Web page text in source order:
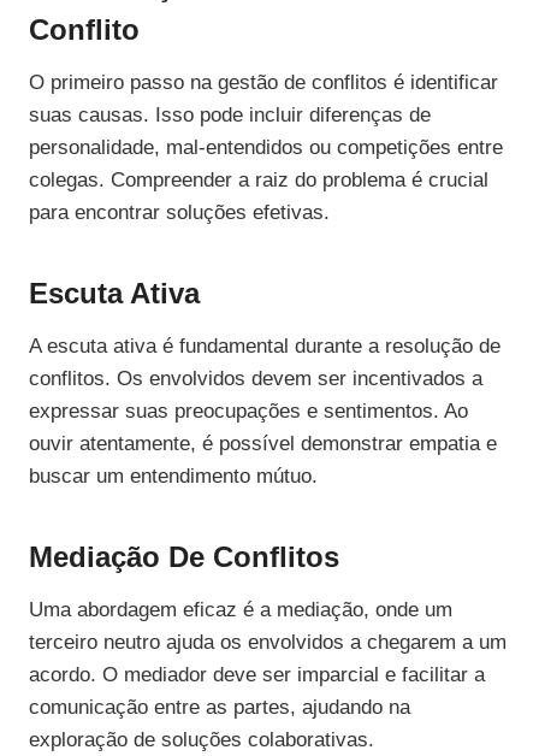
Conflito
O primeiro passo na gestão de conflitos é identificar
suas causas. Isso pode incluir diferenças de
personalidade, mal-entendidos ou competições entre
colegas. Compreender a raiz do problema é crucial
para encontrar soluções efetivas.
Escuta Ativa
A escuta ativa é fundamental durante a resolução de
conflitos. Os envolvidos devem ser incentivados a
expressar suas preocupações e sentimentos. Ao
ouvir atentamente, é possível demonstrar empatia e
buscar um entendimento mútuo.
Mediação De Conflitos
Uma abordagem eficaz é a mediação, onde um
terceiro neutro ajuda os envolvidos a chegarem a um
acordo. O mediador deve ser imparcial e facilitar a
comunicação entre as partes, ajudando na
exploração de soluções colaborativas.